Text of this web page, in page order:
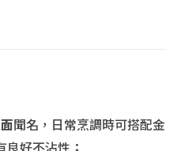
聞名，日常烹調時可搭配金